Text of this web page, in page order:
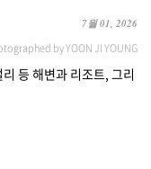
7월 01, 2026
by YOON JI YOUNG
등 해변과 리조트, 그리